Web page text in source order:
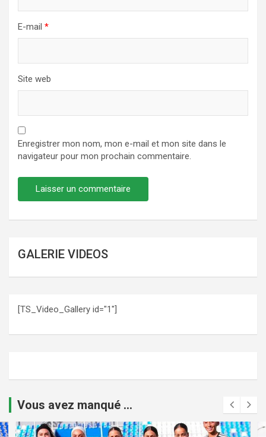
E-mail *
Site web
Enregistrer mon nom, mon e-mail et mon site dans le
navigateur pour mon prochain commentaire.
GALERIE VIDEOS
[TS_Video_Gallery id="1"]
Vous avez manqué ...